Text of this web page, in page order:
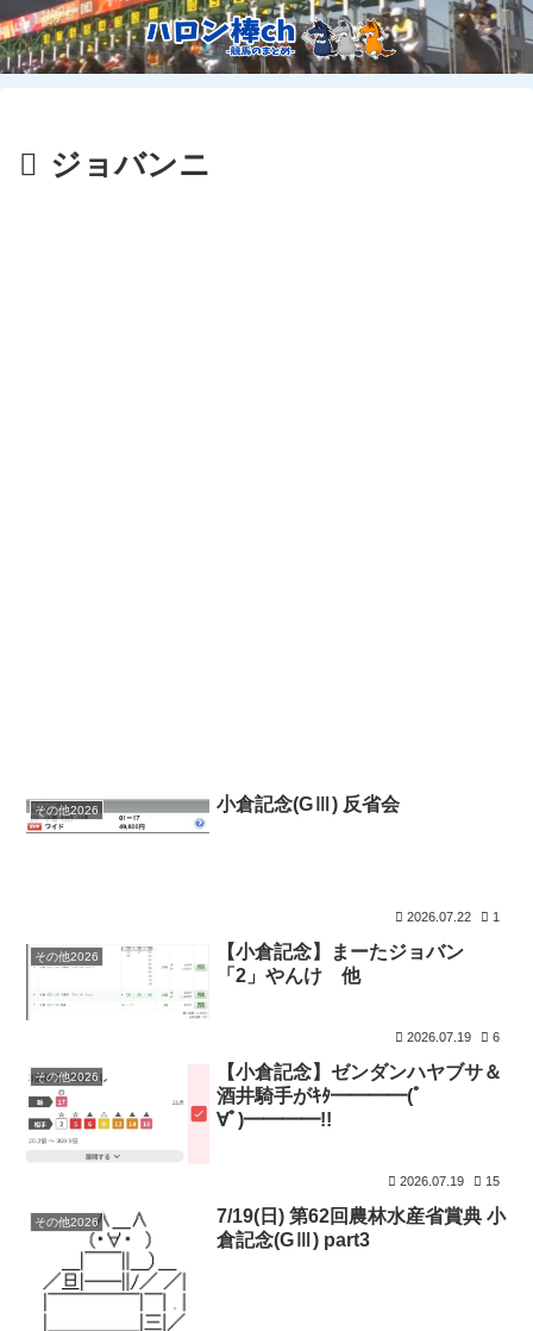
ジョバンニ
その他2026 小倉記念(GⅢ) 反省会
2026.07.22 1
その他2026
【小倉記念】まーたジョバン
「2」やんけ 他
2026.07.19 6
その他2026
【小倉記念】ゼンダンハヤブサ＆
酒井騎手がｷﾀ━━━━(ﾟ
∀ﾟ)━━━━!!
2026.07.19 15
その他2026
7/19(日) 第62回農林水産省賞典 小
倉記念(GⅢ) part3